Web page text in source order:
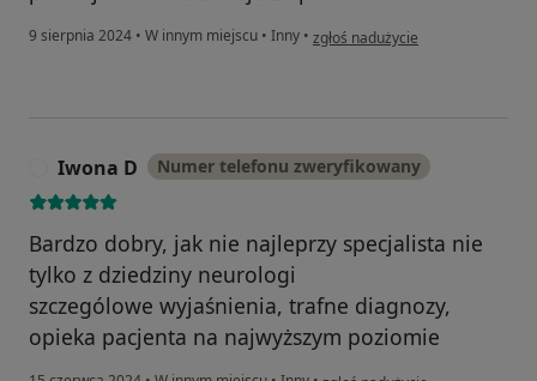
9 sierpnia 2024 • W innym miejscu • Inny • w opinii użytkownika Daria
zgłoś nadużycie
Iwona D Numer telefonu zweryfikowany
Bardzo dobry, jak nie najleprzy specjalista nie
tylko z dziedziny neurologi
szczególowe wyjaśnienia, trafne diagnozy,
opieka pacjenta na najwyższym poziomie
w opinii użytkownika Iwona D